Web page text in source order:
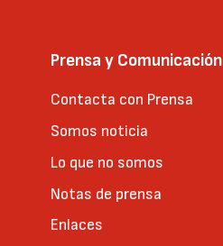
Prensa y Comunicación
Contacta con Prensa
Somos noticia
Lo que no somos
Notas de prensa
Enlaces